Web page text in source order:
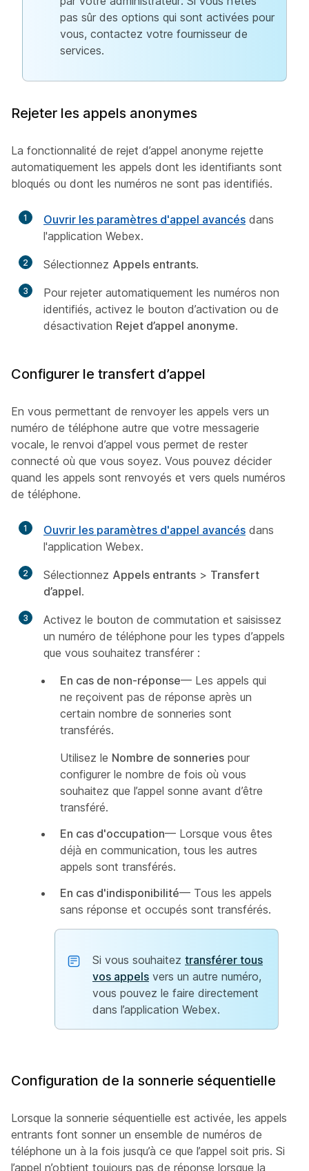
pas sûr des options qui sont activées pour
vous, contactez votre fournisseur de
services.
Rejeter les appels anonymes
La fonctionnalité de rejet d’appel anonyme rejette
automatiquement les appels dont les identifiants sont
bloqués ou dont les numéros ne sont pas identifiés.
1 Ouvrir les paramètres d'appel avancés dans
l'application Webex.
2 Sélectionnez Appels entrants.
3
Pour rejeter automatiquement les numéros non
identifiés, activez le bouton d’activation ou de
désactivation Rejet d’appel anonyme.
Configurer le transfert d’appel
En vous permettant de renvoyer les appels vers un
numéro de téléphone autre que votre messagerie
vocale, le renvoi d’appel vous permet de rester
connecté où que vous soyez. Vous pouvez décider
quand les appels sont renvoyés et vers quels numéros
de téléphone.
1 Ouvrir les paramètres d'appel avancés dans
l'application Webex.
2 Sélectionnez Appels entrants > Transfert
d’appel.
3
Activez le bouton de commutation et saisissez
un numéro de téléphone pour les types d’appels
que vous souhaitez transférer :
En cas de non-réponse— Les appels qui
ne reçoivent pas de réponse après un
certain nombre de sonneries sont
transférés.
Utilisez le Nombre de sonneries pour
configurer le nombre de fois où vous
souhaitez que l’appel sonne avant d’être
transféré.
En cas d'occupation— Lorsque vous êtes
déjà en communication, tous les autres
appels sont transférés.
En cas d'indisponibilité— Tous les appels
sans réponse et occupés sont transférés.
Si vous souhaitez transférer tous
vos appels vers un autre numéro,
vous pouvez le faire directement
dans l’application Webex.
Configuration de la sonnerie séquentielle
Lorsque la sonnerie séquentielle est activée, les appels
entrants font sonner un ensemble de numéros de
téléphone un à la fois jusqu’à ce que l’appel soit pris. Si
l’appel n’obtient toujours pas de réponse lorsque la